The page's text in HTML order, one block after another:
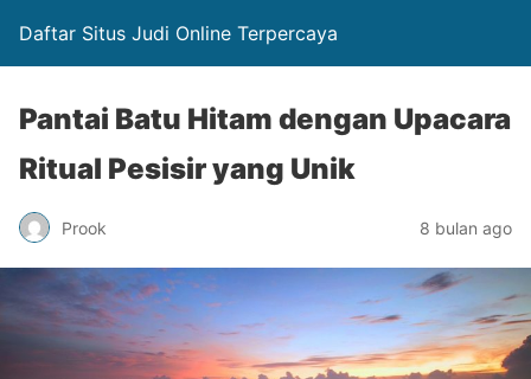
Daftar Situs Judi Online Terpercaya
Pantai Batu Hitam dengan Upacara
Ritual Pesisir yang Unik
Prook 8 bulan ago